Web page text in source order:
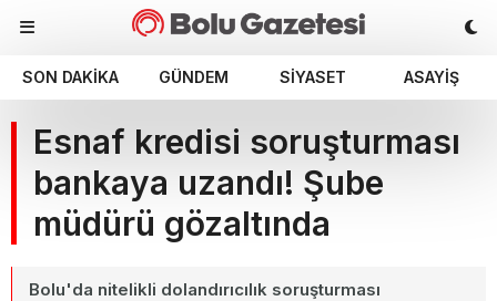
SON DAKIKA GÜNDEM SIYASET ASAYIŞ
Esnaf kredisi soruşturması
bankaya uzandı! Şube
müdürü gözaltında
Bolu'da nitelikli dolandırıcılık soruşturması